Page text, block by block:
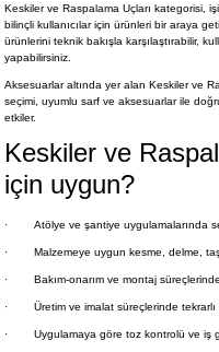
Keskiler ve Raspalama Uçları kategorisi,
bilinçli kullanıcılar için ürünleri bir araya
ürünlerini teknik bakışla karşılaştırabilir,
yapabilirsiniz.
Aksesuarlar altında yer alan Keskiler ve
seçimi, uyumlu sarf ve aksesuarlar ile
etkiler.
Keskiler ve
için uygun?
· Atölye ve şantiye uygulamalarında
· Malzemeye uygun kesme, delme,
· Bakım-onarım ve montaj
· Üretim ve imalat süreçlerinde
· Uygulamaya göre toz kontrolü ve iş